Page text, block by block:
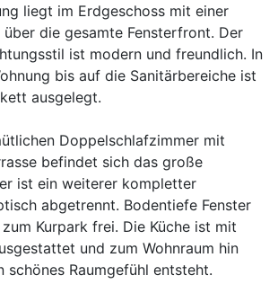
liegt im Erdgeschoss mit einer
über die gesamte Fensterfront. Der
ist modern und freundlich. In
bis auf die Sanitärbereiche ist
ausgelegt.
Doppelschlafzimmer mit
befindet sich das große
ist ein weiterer kompletter
abgetrennt. Bodentiefe Fenster
Kurpark frei. Die Küche ist mit
und zum Wohnraum hin
schönes Raumgefühl entsteht.